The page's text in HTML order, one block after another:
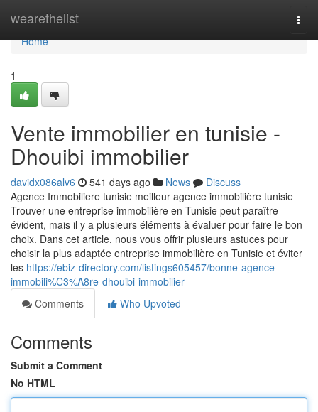
wearethelist
Home
Home
1
Vente immobilier en tunisie -
Dhouibi immobilier
davidx086alv6 541 days ago News
Discuss
Agence Immobiliere tunisie meilleur agence immobilière tunisie
Trouver une entreprise immobilière en Tunisie peut paraître
évident, mais il y a plusieurs éléments à évaluer pour faire le bon
choix. Dans cet article, nous vous offrir plusieurs astuces pour
choisir la plus adaptée entreprise immobilière en Tunisie et éviter
les https://ebiz-directory.com/listings605457/bonne-agence-
immobili%C3%A8re-dhouibi-immobilier
Comments
Who Upvoted
Comments
Submit a Comment
No HTML